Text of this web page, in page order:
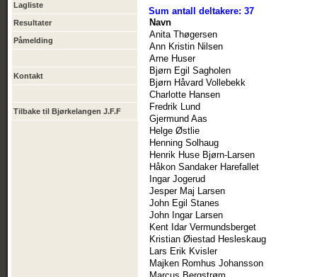
Lagliste
Resultater
Påmelding
Kontakt
Tilbake til Bjørkelangen J.F.F
Sum antall deltakere: 37
Navn
Anita Thøgersen
Ann Kristin Nilsen
Arne Huser
Bjørn Egil Sagholen
Bjørn Håvard Vollebekk
Charlotte Hansen
Fredrik Lund
Gjermund Aas
Helge Østlie
Henning Solhaug
Henrik Huse Bjørn-Larsen
Håkon Sandaker Harefallet
Ingar Jogerud
Jesper Maj Larsen
John Egil Stanes
John Ingar Larsen
Kent Idar Vermundsberget
Kristian Øiestad Hesleskaug
Lars Erik Kvisler
Majken Romhus Johansson